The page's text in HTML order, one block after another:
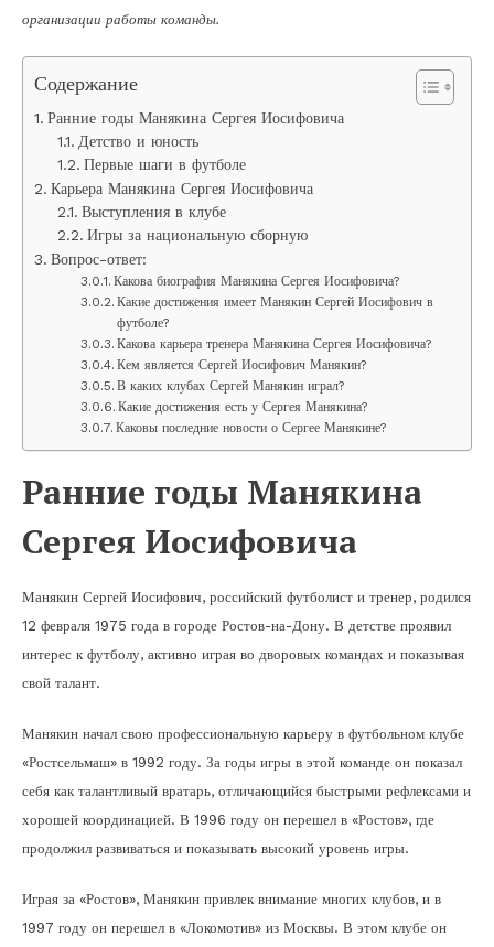
организации работы команды.
Содержание
Ранние годы Манякина Сергея Иосифовича
Детство и юность
Первые шаги в футболе
Карьера Манякина Сергея Иосифовича
Выступления в клубе
Игры за национальную сборную
Вопрос-ответ:
Какова биография Манякина Сергея Иосифовича?
Какие достижения имеет Манякин Сергей Иосифович в
футболе?
Какова карьера тренера Манякина Сергея Иосифовича?
Кем является Сергей Иосифович Манякин?
В каких клубах Сергей Манякин играл?
Какие достижения есть у Сергея Манякина?
Каковы последние новости о Сергее Манякине?
Ранние годы Манякина
Сергея Иосифовича
Манякин Сергей Иосифович, российский футболист и тренер, родился
12 февраля 1975 года в городе Ростов-на-Дону. В детстве проявил
интерес к футболу, активно играя во дворовых командах и показывая
свой талант.
Манякин начал свою профессиональную карьеру в футбольном клубе
«Ростсельмаш» в 1992 году. За годы игры в этой команде он показал
себя как талантливый вратарь, отличающийся быстрыми рефлексами и
хорошей координацией. В 1996 году он перешел в «Ростов», где
продолжил развиваться и показывать высокий уровень игры.
Играя за «Ростов», Манякин привлек внимание многих клубов, и в
1997 году он перешел в «Локомотив» из Москвы. В этом клубе он